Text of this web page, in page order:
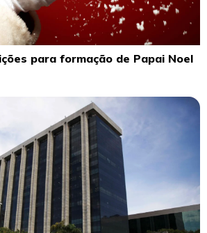
para formação de Papai Noel